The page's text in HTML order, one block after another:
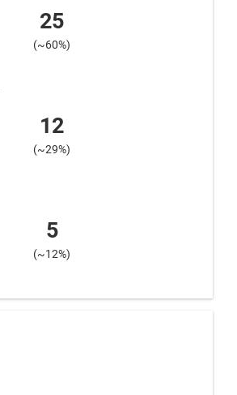
25
(~60%)
12
(~29%)
5
(~12%)